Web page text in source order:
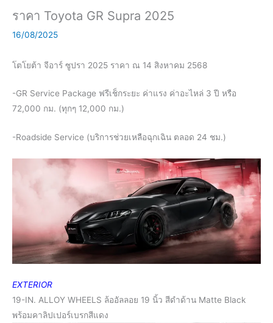
ราคา Toyota GR Supra 2025
16/08/2025
โตโยต้า จีอาร์ ซูปรา 2025 ราคา ณ 14 สิงหาคม 2568
-GR Service Package ฟรีเช็กระยะ ค่าแรง ค่าอะไหล่ 3 ปี หรือ
72,000 กม. (ทุกๆ 12,000 กม.)
-Roadside Service (บริการช่วยเหลือฉุกเฉิน ตลอด 24 ชม.)
EXTERIOR
19-IN. ALLOY WHEELS ล้ออัลลอย 19 นิ้ว สีดำด้าน Matte Black
พร้อมคาลิปเปอร์เบรกสีแดง